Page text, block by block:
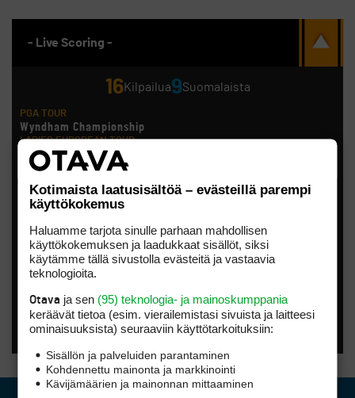
- Live Scoring -
16Kilpailua9Suomalaista
PGA TOUR
Wyndham Championship
LADIES EUROPEAN TOUR
London Championship
Noora Komulainen, Ursula Wikström
Scottish Challenge supported by The R&A
Tapio Pulkkanen
CSK Steel Women´S Open
Anna Backman, Katri Bakker, Elina Saksa
EPSON TOUR
Smoky Mountain Championship
AMATÖÖRIGOLF
Finnish International Amateur Championship (Erkko Trophy)
AMATÖÖRIGOLF
Finnish International Ladies' Amateur Championship (+ U21
ja U18/FJT/Aulanko)
KORN FERRY TOUR
Pinnacle Bank Championship
LEGENDS TOUR
Kotimaista laatusisältöä – evästeillä parempi
käyttökokemus
Haluamme tarjota sinulle parhaan mahdollisen
käyttökokemuksen ja laadukkaat sisällöt, siksi
käytämme tällä sivustolla evästeitä ja vastaavia
teknologioita.
Otava ja sen (95) teknologia- ja mainoskumppania
keräävät tietoa (esim. vierailemis­tasi sivuista ja laitteesi
ominaisuuk­sista) seuraaviin käyttötarkoituksiin:
Sisällön ja palveluiden parantaminen
Kohdennettu mainonta ja markkinointi
Kävijämäärien ja mainonnan mittaaminen